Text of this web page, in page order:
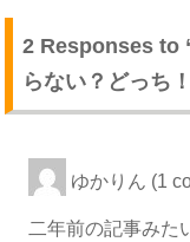
2 Responses to
らない？どっち
ゆかりん (1
二年前の記事みた